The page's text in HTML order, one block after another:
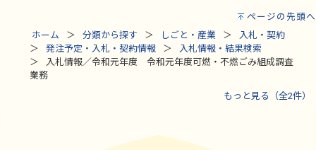
ページの先頭へ
ホーム
分類から探す しごと・産業
入札・契約
発注予定・入札・契約情報
入札情報・結果検索
入札情報／令和元年度 令和元年度可燃・不燃ごみ組成調査
業務
もっと見る（全2件）